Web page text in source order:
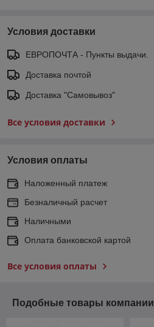
Условия доставки
ЕВРОПОЧТА - Пункты выдачи.
Доставка почтой
Доставка "Самовывоз"
Все условия доставки
Условия оплаты
Наложенный платеж
Безналичный расчет
Наличными
Оплата банковской картой
Все условия оплаты
Подобные товары компании